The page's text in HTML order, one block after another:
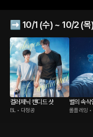
➡️ 10/1 (수) ~ 10/2 (목
컬러제닉 캔디드 샷
BL • 다정공
별의 속삭
롤플레잉 •